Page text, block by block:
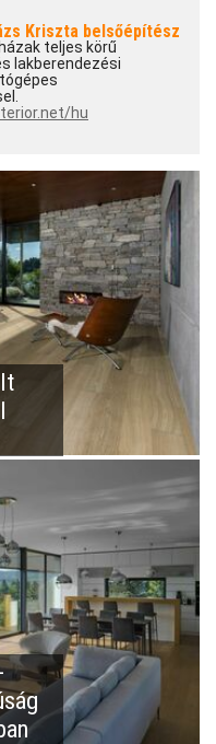
Kriszta belsőépítész
teljes körű
lakberendezési
hu